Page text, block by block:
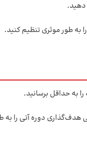
دهید.
طور موثری تنظیم کنید.
به حداقل برسانید.
دوره آتی را به